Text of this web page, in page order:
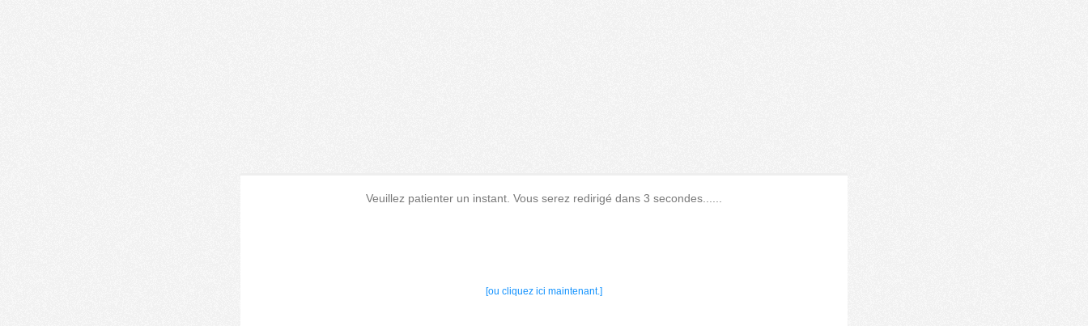
Veuillez patienter un instant. Vous serez redirigé dans 3 secondes......
[ou cliquez ici maintenant.]